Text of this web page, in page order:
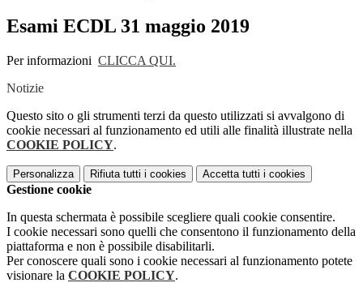
Esami ECDL 31 maggio 2019
Per informazioni CLICCA QUI.
Notizie
Questo sito o gli strumenti terzi da questo utilizzati si avvalgono di
cookie necessari al funzionamento ed utili alle finalità illustrate nella
COOKIE POLICY.
Personalizza Rifiuta tutti i cookies Accetta tutti i cookies
Gestione cookie
In questa schermata è possibile scegliere quali cookie consentire.
I cookie necessari sono quelli che consentono il funzionamento della
piattaforma e non è possibile disabilitarli.
Per conoscere quali sono i cookie necessari al funzionamento potete
visionare la COOKIE POLICY.